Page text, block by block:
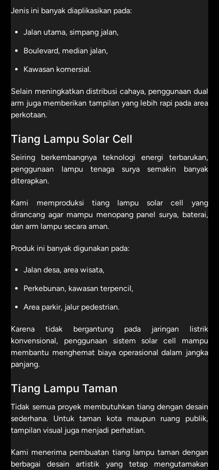
Jenis ini banyak diaplikasikan pada:
Jalan utama, simpang jalan,
Boulevard, median jalan,
Kawasan komersial.
Selain meningkatkan distribusi cahaya, penggunaan dual
arm juga memberikan tampilan yang lebih rapi pada area
perkotaan.
Tiang Lampu Solar Cell
Seiring berkembangnya teknologi energi terbarukan,
penggunaan lampu tenaga surya semakin banyak
diterapkan.
Kami memproduksi tiang lampu solar cell yang
dirancang agar mampu menopang panel surya, baterai,
dan arm lampu secara aman.
Produk ini banyak digunakan pada:
Jalan desa, area wisata,
Perkebunan, kawasan terpencil,
Area parkir, jalur pedestrian.
Karena tidak bergantung pada jaringan listrik
konvensional, penggunaan sistem solar cell mampu
membantu menghemat biaya operasional dalam jangka
panjang.
Tiang Lampu Taman
Tidak semua proyek membutuhkan tiang dengan desain
sederhana. Untuk taman kota maupun ruang publik,
tampilan visual juga menjadi perhatian.
Kami menerima pembuatan tiang lampu taman dengan
berbagai desain artistik yang tetap mengutamakan